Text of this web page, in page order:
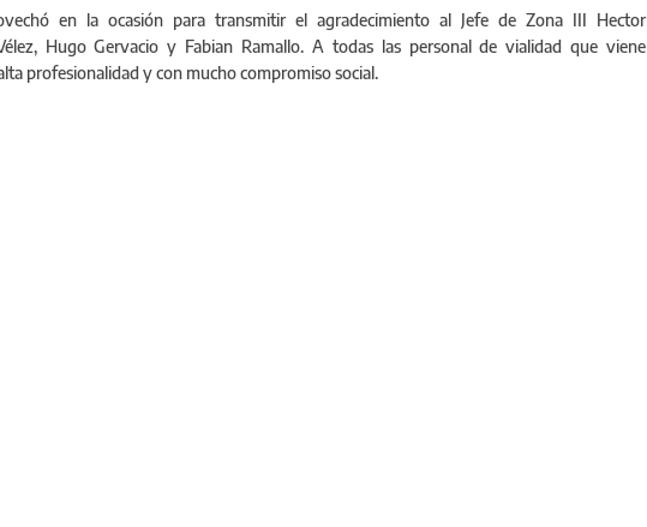
en la ocasión para transmitir el agradecimiento al Jefe de Zona III Hector
Hugo Gervacio y Fabian Ramallo. A todas las personal de vialidad que viene
profesionalidad y con mucho compromiso social.